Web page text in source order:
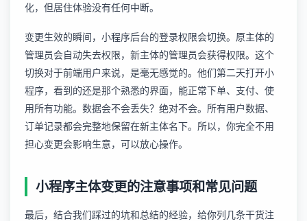
化，但居住体验没有任何中断。
变更生效的瞬间，小程序后台的登录权限会切换。原主体的
管理员会自动失去权限，新主体的管理员会获得权限。这个
切换对于前端用户来说，是毫无感觉的。他们第二天打开小
程序，看到的还是那个熟悉的界面，能正常下单、支付、使
用所有功能。数据会不会丢失？绝对不会。所有用户数据、
订单记录都会完整地保留在新主体名下。所以，你完全不用
担心变更会影响生意，可以放心操作。
小程序主体变更的注意事项和常见问题
最后，结合我们踩过的坑和总结的经验，给你列几条干货注